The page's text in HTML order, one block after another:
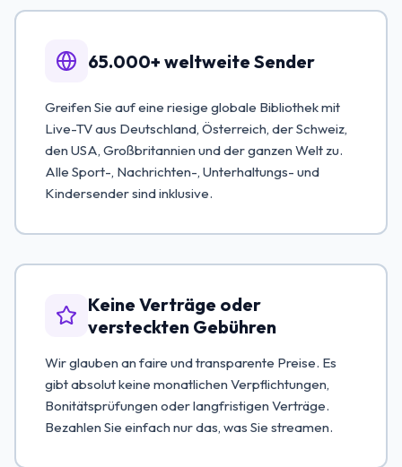
65.000+ weltweite Sender
Greifen Sie auf eine riesige globale Bibliothek mit
Live-TV aus Deutschland, Österreich, der Schweiz,
den USA, Großbritannien und der ganzen Welt zu.
Alle Sport-, Nachrichten-, Unterhaltungs- und
Kindersender sind inklusive.
Keine Verträge oder
versteckten Gebühren
Wir glauben an faire und transparente Preise. Es
gibt absolut keine monatlichen Verpflichtungen,
Bonitätsprüfungen oder langfristigen Verträge.
Bezahlen Sie einfach nur das, was Sie streamen.